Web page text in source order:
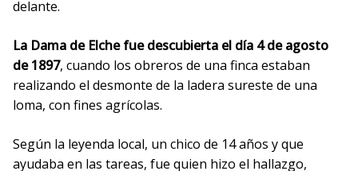
delante.
La Dama de Elche fue descubierta el día 4 de agosto
de 1897, cuando los obreros de una finca estaban
realizando el desmonte de la ladera sureste de una
loma, con fines agrícolas.
Según la leyenda local, un chico de 14 años y que
ayudaba en las tareas, fue quien hizo el hallazgo,